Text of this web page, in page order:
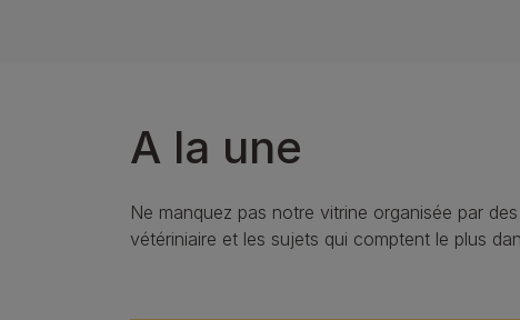
A la une
Ne manquez pas notre vitrine organisée par
vétériniaire et les sujets qui comptent le plus